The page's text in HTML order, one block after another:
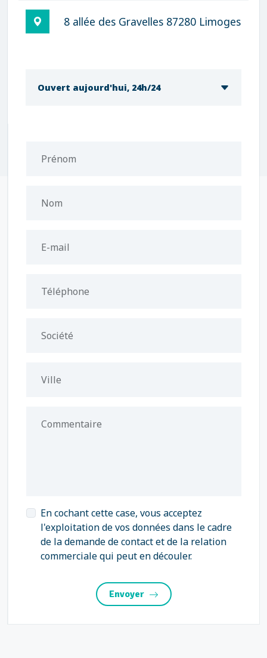
8 allée des Gravelles 87280 Limoges
Ouvert aujourd'hui, 24h/24
Prénom
Nom
E-mail
Téléphone
Société
Ville
Commentaire
En cochant cette case, vous acceptez
l'exploitation de vos données dans le cadre
de la demande de contact et de la relation
commerciale qui peut en découler.
Envoyer